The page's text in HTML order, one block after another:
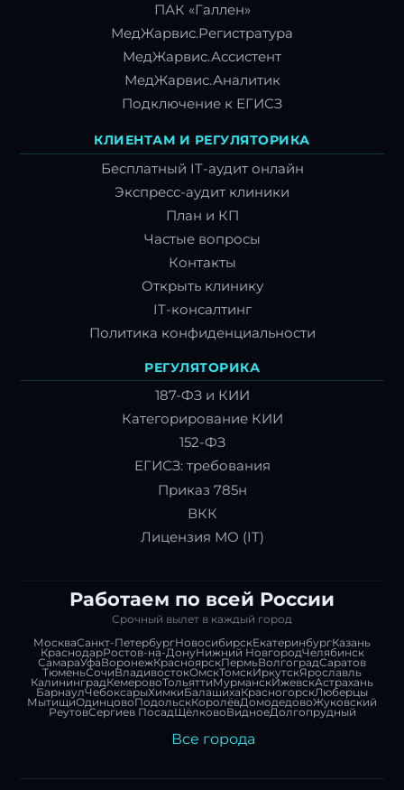
ПАК «Галлен»
МедЖарвис.Регистратура
МедЖарвис.Ассистент
МедЖарвис.Аналитик
Подключение к ЕГИСЗ
КЛИЕНТАМ И РЕГУЛЯТОРИКА
Бесплатный IT-аудит онлайн
Экспресс-аудит клиники
План и КП
Частые вопросы
Контакты
Открыть клинику
IT-консалтинг
Политика конфиденциальности
РЕГУЛЯТОРИКА
187-ФЗ и КИИ
Категорирование КИИ
152-ФЗ
ЕГИСЗ: требования
Приказ 785н
ВКК
Лицензия МО (IT)
Работаем по всей России
Срочный вылет в каждый город
МоскваСанкт-ПетербургНовосибирскЕкатеринбургКазань
КраснодарРостов-на-ДонуНижний НовгородЧелябинск
СамараУфаВоронежКрасноярскПермьВолгоградСаратов
ТюменьСочиВладивостокОмскТомскИркутскЯрославль
КалининградКемеровоТольяттиМурманскИжевскАстрахань
БарнаулЧебоксарыХимкиБалашихаКрасногорскЛюберцы
МытищиОдинцовоПодольскКоролёвДомодедовоЖуковский
РеутовСергиев ПосадЩёлковоВидноеДолгопрудный
Все города